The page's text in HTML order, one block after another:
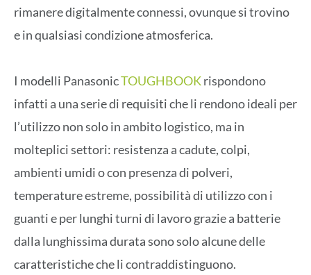
rimanere digitalmente connessi, ovunque si trovino
e in qualsiasi condizione atmosferica.
I modelli PanasonicTOUGHBOOKrispondono
infatti a una serie di requisiti che li rendono ideali per
l’utilizzo non solo in ambito logistico, ma in
molteplici settori: resistenza a cadute, colpi,
ambienti umidi o con presenza di polveri,
temperature estreme, possibilità di utilizzo con i
guanti e per lunghi turni di lavoro grazie a batterie
dalla lunghissima durata sono solo alcune delle
caratteristiche che li contraddistinguono.